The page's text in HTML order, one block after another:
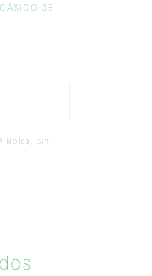
38
Bolsa, sin